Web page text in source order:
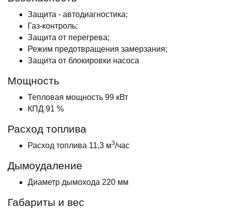
Защита - автодиагностика;
Газ-контроль;
Защита от перегрева;
Режим предотвращения замерзания;
Защита от блокировки насоса
Мощность
Тепловая мощность 99 кВт
КПД 91 %
Расход топлива
Расход топлива 11,3 м3/час
Дымоудаление
Диаметр дымохода 220 мм
Габариты и вес